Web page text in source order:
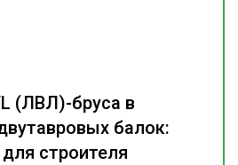
(ЛВЛ)-бруса в
балок:
строителя